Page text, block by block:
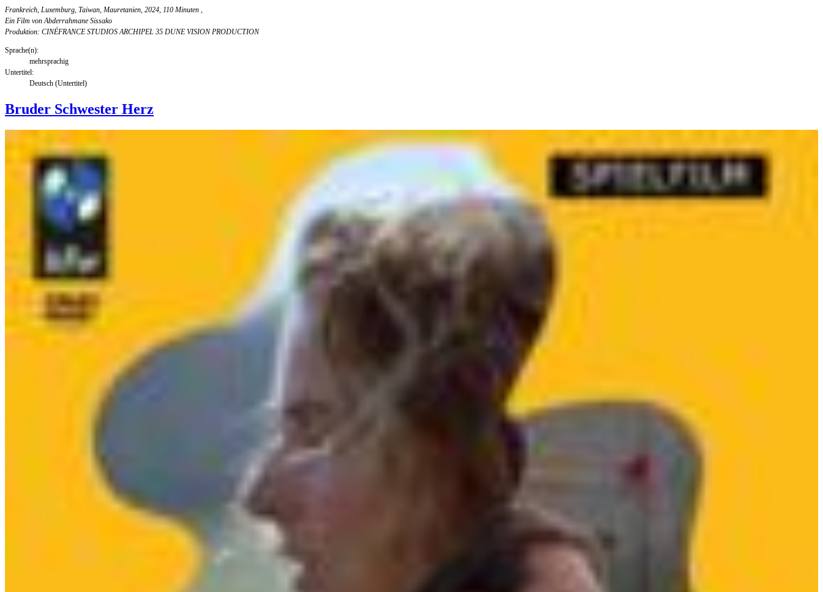
Frankreich, Luxemburg, Taiwan, Mauretanien, 2024, 110 Minuten ,
Ein Film von Abderrahmane Sissako
Produktion: CINÉFRANCE STUDIOS ARCHIPEL 35 DUNE VISION PRODUCTION
Sprache(n):
mehrsprachig
Untertitel:
Deutsch (Untertitel)
Bruder Schwester Herz